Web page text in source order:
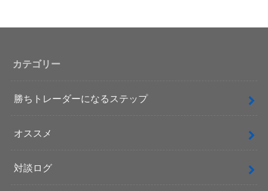
カテゴリー
勝ちトレーダーになるステップ
オススメ
対談ログ